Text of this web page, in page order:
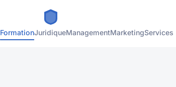
FormationJuridiqueManagementMarketingServices